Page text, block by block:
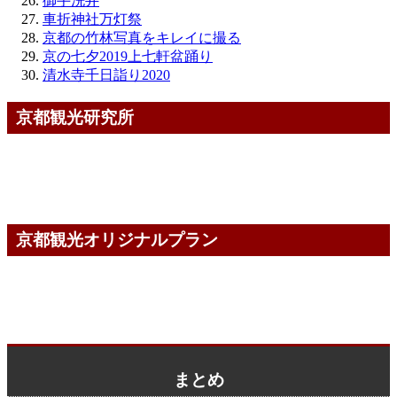
車折神社万灯祭
京都の竹林写真をキレイに撮る
京の七夕2019上七軒盆踊り
清水寺千日詣り2020
京都観光研究所
京都観光オリジナルプラン
まとめ